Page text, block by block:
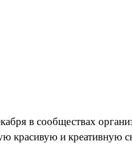
в сообществах
красивую и креативную